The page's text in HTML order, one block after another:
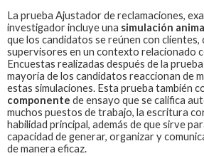
La prueba Ajustador de reclamaciones,
investigadorincluye una simulación
que los candidatos se reúnen con clientes,
supervisores en un contexto relacionado
Encuestas realizadas después de la
mayoría de los candidatos reaccionan de
estas simulaciones. Esta prueba también
componente de ensayo que se califica
muchos puestos de trabajo, la escritura
habilidad principal, además de que sirve
capacidad de generar, organizar y
de manera eficaz.